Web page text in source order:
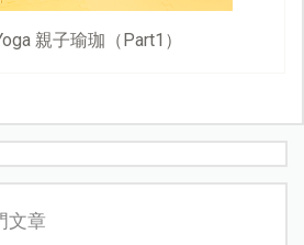
親子瑜珈（Part1）
文章